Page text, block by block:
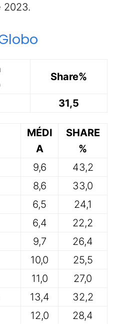
2023.
Share%
31,5
MÉDI
A
SHARE
%
9,6
43,2
8,6
33,0
6,5
24,1
6,4
22,2
9,7
26,4
10,0
25,5
11,0
27,0
13,4
32,2
12,0
28,4